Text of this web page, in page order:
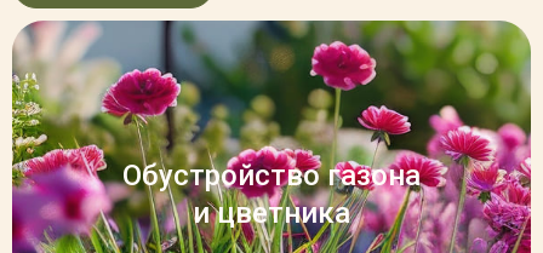
Обустройство газона
и цветника